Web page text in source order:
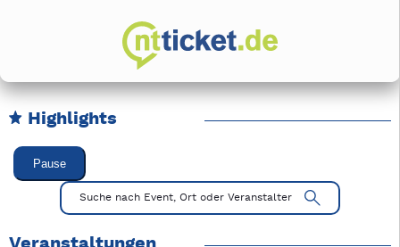
Highlights
Karussell Veranstaltungen überspringen
Pause
Mit Tab zu den Steuerelementen wechseln. Mit Pfeiltasten
Suche nach Event, Ort oder Veranstalter